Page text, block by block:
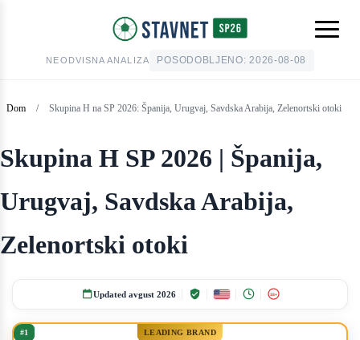
NEODVISNA ANALIZA POSODOBLJENO: 2026-08-08
Dom / Skupina H na SP 2026: Španija, Urugvaj, Savdska Arabija, Zelenortski otoki
Skupina H SP 2026 | Španija,
Urugvaj, Savdska Arabija,
Zelenortski otoki
Updated avgust 2026 18+
#1 LEADING BRAND